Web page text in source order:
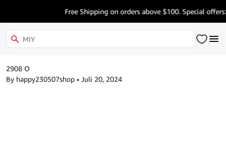
Free Shipping on orders above $100. Special offers:
2908 O
By happy230507shop • Juli 20, 2024